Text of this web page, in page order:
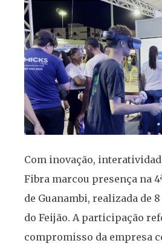
Com inovação,
Fibra marcou presença na
de Guanambi, realizada de
do Feijão. A participação
compromisso da empresa